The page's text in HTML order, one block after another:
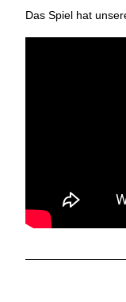
Das Spiel hat